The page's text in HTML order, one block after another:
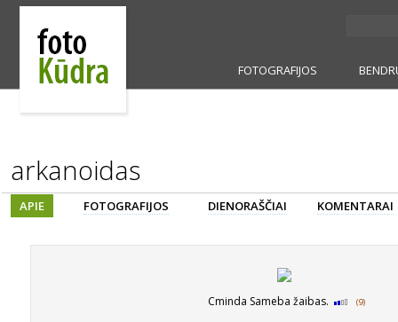
FOTOGRAFIJOS
arkanoidas
APIE FOTOGRAFIJOS DIENORAŠČIAI KOMENTARAI
Cminda Sameba žaibas. (9)